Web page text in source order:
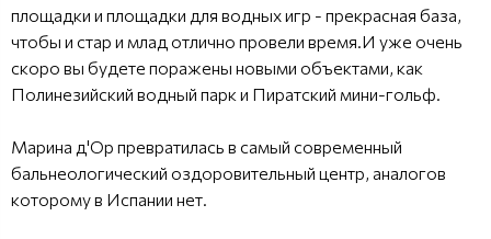
площадки и площадки для водных игр - прекрасная база,
чтобы и стар и млад отлично провели время.И уже очень
скоро вы будете поражены новыми объектами, как
Полинезийский водный парк и Пиратский мини-гольф.
Марина д'Ор превратилась в самый современный
бальнеологический оздоровительный центр, аналогов
которому в Испании нет.